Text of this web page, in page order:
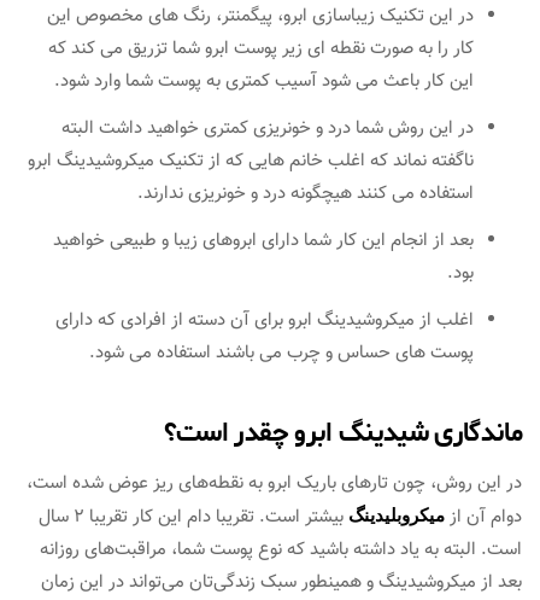
در این تکنیک زیباسازی ابرو، پیگمنتر، رنگ های مخصوص این
کار را به صورت نقطه ای زیر پوست ابرو شما تزریق می کند که
این کار باعث می شود آسیب کمتری به پوست شما وارد شود.
در این روش شما درد و خونریزی کمتری خواهید داشت البته
ناگفته نماند که اغلب خانم هایی که از تکنیک میکروشیدینگ ابرو
استفاده می کنند هیچگونه درد و خونریزی ندارند.
بعد از انجام این کار شما دارای ابروهای زیبا و طبیعی خواهید
بود.
اغلب از میکروشیدینگ ابرو برای آن دسته از افرادی که دارای
پوست های حساس و چرب می باشند استفاده می شود.
ماندگاری شیدینگ ابرو چقدر است؟
در این روش، چون تارهای باریک ابرو به نقطه‌های ریز عوض شده است،
دوام آن از میکروبلیدینگ
بیشتر است. تقریبا دام این کار تقریبا 2 سال
است. البته به یاد داشته باشید که نوع پوست شما، مراقبت‌های روزانه
بعد از میکروشیدینگ و همینطور سبک زندگی‌تان می‌تواند در این زمان